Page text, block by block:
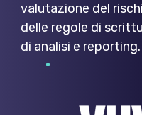
valutazione del
delle regole di
di analisi e reporting.